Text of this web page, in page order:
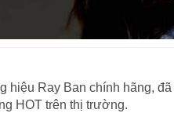
hiệu Ray Ban chính hãng,
HOT trên thị trường.